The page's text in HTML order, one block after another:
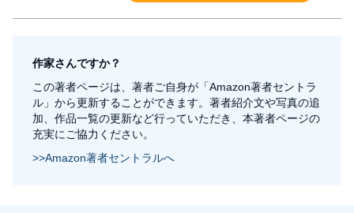
作家さんですか？
この著者ページは、著者ご自身が「Amazon著者セントラ
ル」から更新することができます。著者紹介文や写真の追
加、作品一覧の更新など行っていただき、本著者ページの
充実にご協力ください。
>>Amazon著者セントラルへ